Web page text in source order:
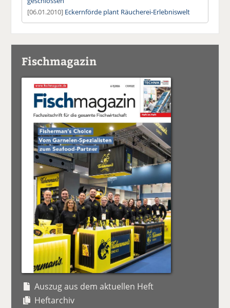
[06.01.2010] Eckernförde plant Räucherei-Erlebniswelt
Fischmagazin
Auszug aus dem aktuellen Heft
Heftarchiv